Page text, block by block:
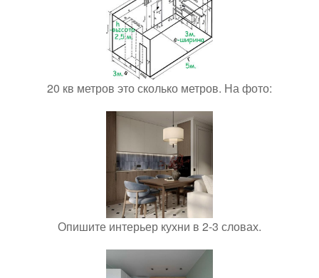
20 кв метров это сколько метров. На фото:
Опишите интерьер кухни в 2-3 словах.